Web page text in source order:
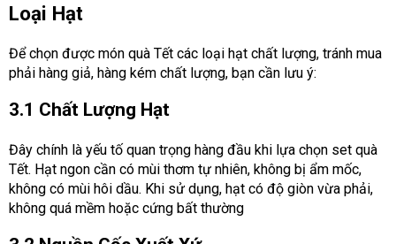
Loại Hạt
Để chọn được món quà Tết các loại hạt chất lượng, tránh mua
phải hàng giả, hàng kém chất lượng, bạn cần lưu ý:
3.1 Chất Lượng Hạt
Đây chính là yếu tố quan trọng hàng đầu khi lựa chọn set quà
Tết. Hạt ngon cần có mùi thơm tự nhiên, không bị ẩm mốc,
không có mùi hôi dầu. Khi sử dụng, hạt có độ giòn vừa phải,
không quá mềm hoặc cứng bất thường